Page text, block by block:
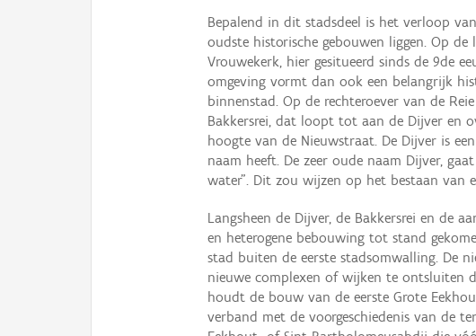
Bepalend in dit stadsdeel is het verloop
oudste historische gebouwen liggen. Op de
Vrouwekerk, hier gesitueerd sinds de 9de
omgeving vormt dan ook een belangrijk
binnenstad. Op de rechteroever van de
Bakkersrei, dat loopt tot aan de Dijver en
hoogte van de Nieuwstraat. De Dijver is
naam heeft. De zeer oude naam Dijver,
water”. Dit zou wijzen op het bestaan van
Langsheen de Dijver, de Bakkersrei en de
en heterogene bebouwing tot stand
stad buiten de eerste stadsomwalling. De
nieuwe complexen of wijken te ontsluiten
houdt de bouw van de eerste Grote
verband met de voorgeschiedenis van de